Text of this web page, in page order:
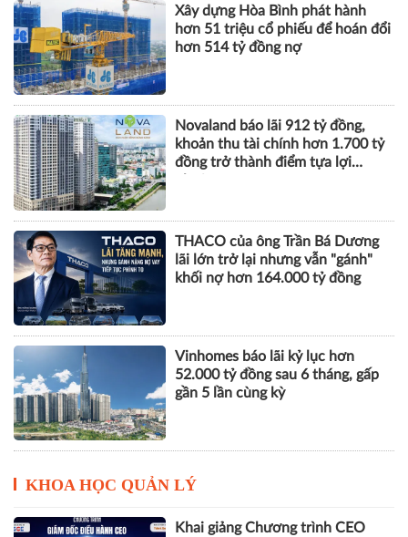
Xây dựng Hòa Bình phát hành
hơn 51 triệu cổ phiếu để hoán đổi
hơn 514 tỷ đồng nợ
Novaland báo lãi 912 tỷ đồng,
khoản thu tài chính hơn 1.700 tỷ
đồng trở thành điểm tựa lợi
THACO của ông Trần Bá Dương
lãi lớn trở lại nhưng vẫn "gánh"
khối nợ hơn 164.000 tỷ đồng
Vinhomes báo lãi kỷ lục hơn
52.000 tỷ đồng sau 6 tháng, gấp
gần 5 lần cùng kỳ
KHOA HỌC QUẢN LÝ
Khai giảng Chương trình CEO